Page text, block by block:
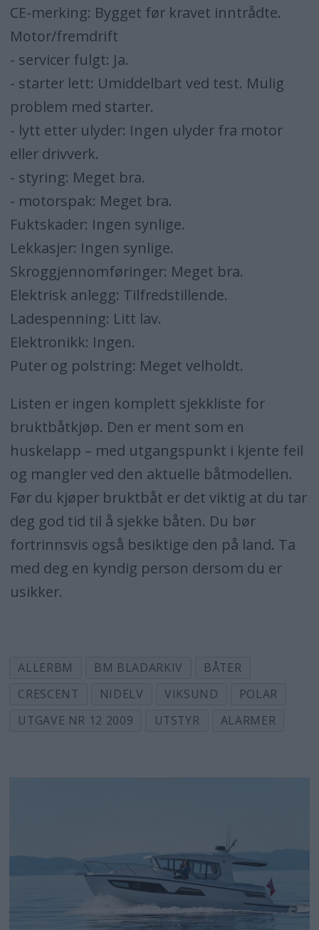
CE-merking: Bygget før kravet inntrådte.
Motor/fremdrift
- servicer fulgt: Ja.
- starter lett: Umiddelbart ved test. Mulig
problem med starter.
- lytt etter ulyder: Ingen ulyder fra motor
eller drivverk.
- styring: Meget bra.
- motorspak: Meget bra.
Fuktskader: Ingen synlige.
Lekkasjer: Ingen synlige.
Skroggjennomføringer: Meget bra.
Elektrisk anlegg: Tilfredstillende.
Ladespenning: Litt lav.
Elektronikk: Ingen.
Puter og polstring: Meget velholdt.
Listen er ingen komplett sjekkliste for
bruktbåtkjøp. Den er ment som en
huskelapp – med utgangspunkt i kjente feil
og mangler ved den aktuelle båtmodellen.
Før du kjøper bruktbåt er det viktig at du tar
deg god tid til å sjekke båten. Du bør
fortrinnsvis også besiktige den på land. Ta
med deg en kyndig person dersom du er
usikker.
ALLERBM BM BLADARKIV
BÅTER
CRESCENT
NIDELV VIKSUND
POLAR
UTGAVE NR 12 2009
UTSTYR ALARMER